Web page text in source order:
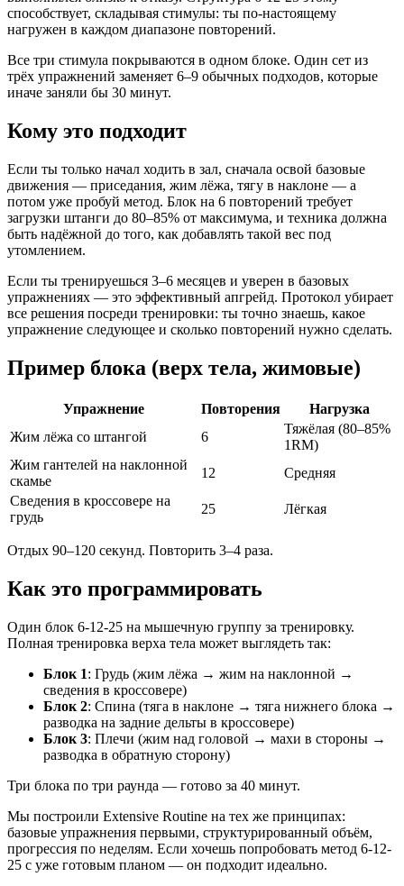
способствует, складывая стимулы: ты по-настоящему
нагружен в каждом диапазоне повторений.
Все три стимула покрываются в одном блоке. Один сет из
трёх упражнений заменяет 6–9 обычных подходов, которые
иначе заняли бы 30 минут.
Кому это подходит
Если ты только начал ходить в зал, сначала освой базовые
движения — приседания, жим лёжа, тягу в наклоне — а
потом уже пробуй метод. Блок на 6 повторений требует
загрузки штанги до 80–85% от максимума, и техника должна
быть надёжной до того, как добавлять такой вес под
утомлением.
Если ты тренируешься 3–6 месяцев и уверен в базовых
упражнениях — это эффективный апгрейд. Протокол убирает
все решения посреди тренировки: ты точно знаешь, какое
упражнение следующее и сколько повторений нужно сделать.
Пример блока (верх тела, жимовые)
Упражнение Повторения
Нагрузка
Жим лёжа со штангой
6
Тяжёлая (80–85%
1RM)
Жим гантелей на наклонной
скамье
12
Средняя
Сведения в кроссовере на
грудь
25 Лёгкая
Отдых 90–120 секунд. Повторить 3–4 раза.
Как это программировать
Один блок 6-12-25 на мышечную группу за тренировку.
Полная тренировка верха тела может выглядеть так:
Блок 1: Грудь (жим лёжа → жим на наклонной →
сведения в кроссовере)
Блок 2: Спина (тяга в наклоне → тяга нижнего блока →
разводка на задние дельты в кроссовере)
Блок 3: Плечи (жим над головой → махи в стороны →
разводка в обратную сторону)
Три блока по три раунда — готово за 40 минут.
Мы построили Extensive Routine на тех же принципах:
базовые упражнения первыми, структурированный объём,
прогрессия по неделям. Если хочешь попробовать метод 6-12-
25 с уже готовым планом — он подходит идеально.